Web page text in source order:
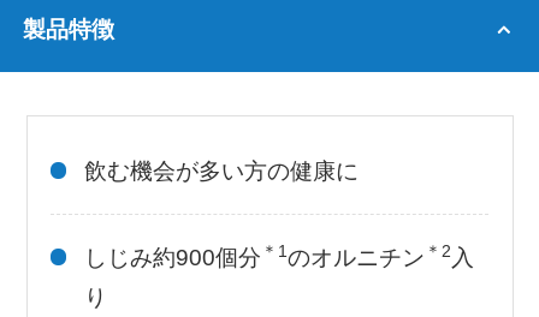
製品特徴
飲む機会が多い方の健康に
しじみ約900個分 ＊1 のオルニチン ＊2 入
り